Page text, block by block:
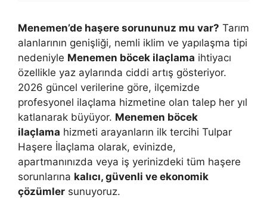
Menemen’de haşere sorununuz mu var? Tarım
alanlarının genişliği, nemli iklim ve yapılaşma tipi
nedeniyle Menemen böcek ilaçlama ihtiyacı
özellikle yaz aylarında ciddi artış gösteriyor.
2026 güncel verilerine göre, ilçemizde
profesyonel ilaçlama hizmetine olan talep her yıl
katlanarak büyüyor. Menemen böcek
ilaçlama hizmeti arayanların ilk tercihi Tulpar
Haşere İlaçlama olarak, evinizde,
apartmanınızda veya iş yerinizdeki tüm haşere
sorunlarına kalıcı, güvenli ve ekonomik
çözümler sunuyoruz.